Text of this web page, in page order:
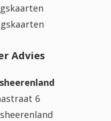
Advies
6